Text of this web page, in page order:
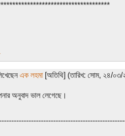
এক লহমা[অতিথি] (তারিখ: সোম, ২৪/
অনুবাদ ভাল লেগেছে।